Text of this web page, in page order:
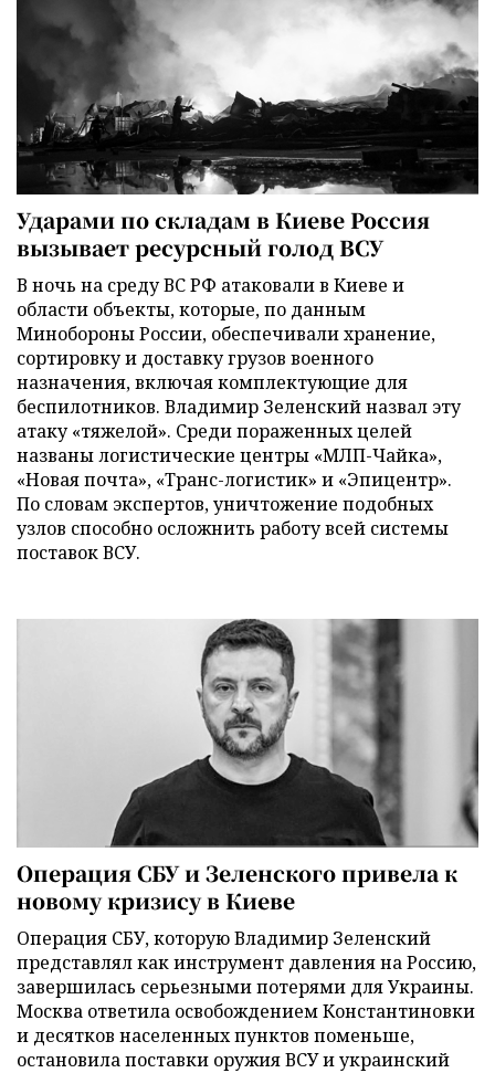
Ударами по складам в Киеве Россия
вызывает ресурсный голод ВСУ
В ночь на среду ВС РФ атаковали в Киеве и
области объекты, которые, по данным
Минобороны России, обеспечивали хранение,
сортировку и доставку грузов военного
назначения, включая комплектующие для
беспилотников. Владимир Зеленский назвал эту
атаку «тяжелой». Среди пораженных целей
названы логистические центры «МЛП-Чайка»,
«Новая почта», «Транс-логистик» и «Эпицентр».
По словам экспертов, уничтожение подобных
узлов способно осложнить работу всей системы
поставок ВСУ.
Операция СБУ и Зеленского привела к
новому кризису в Киеве
Операция СБУ, которую Владимир Зеленский
представлял как инструмент давления на Россию,
завершилась серьезными потерями для Украины.
Москва ответила освобождением Константиновки
и десятков населенных пунктов поменьше,
остановила поставки оружия ВСУ и украинский